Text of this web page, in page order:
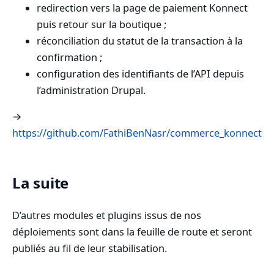
redirection vers la page de paiement Konnect
puis retour sur la boutique ;
réconciliation du statut de la transaction à la
confirmation ;
configuration des identifiants de l’API depuis
l’administration Drupal.
→
https://github.com/FathiBenNasr/commerce_konnect
La suite
D’autres modules et plugins issus de nos
déploiements sont dans la feuille de route et seront
publiés au fil de leur stabilisation.